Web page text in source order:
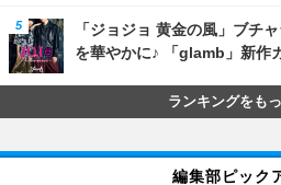
「ジョジョ 黄金の風」ブチ
を華やかに♪ 「glamb」新作
ランキングをも
編集部ピック